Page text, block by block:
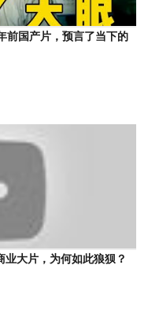
前国产片，预言了当下的
业大片，为何如此狼狈？